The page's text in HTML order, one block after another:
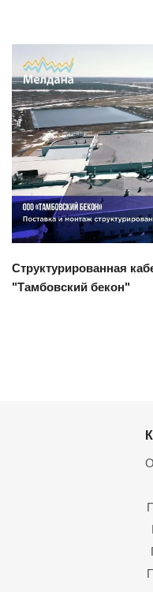
Структурированная
"Тамбовский бекон"